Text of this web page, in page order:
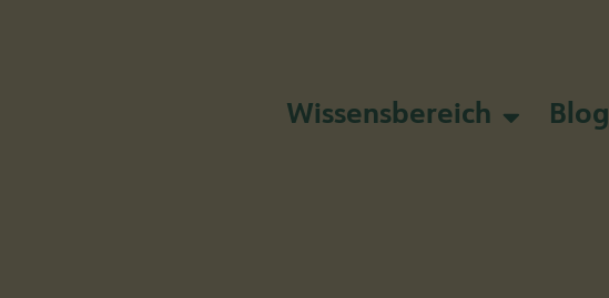
Wissensbereich Blog